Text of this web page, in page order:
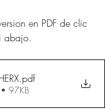
en PDF de clic
abajo.
.pdf
• 97KB